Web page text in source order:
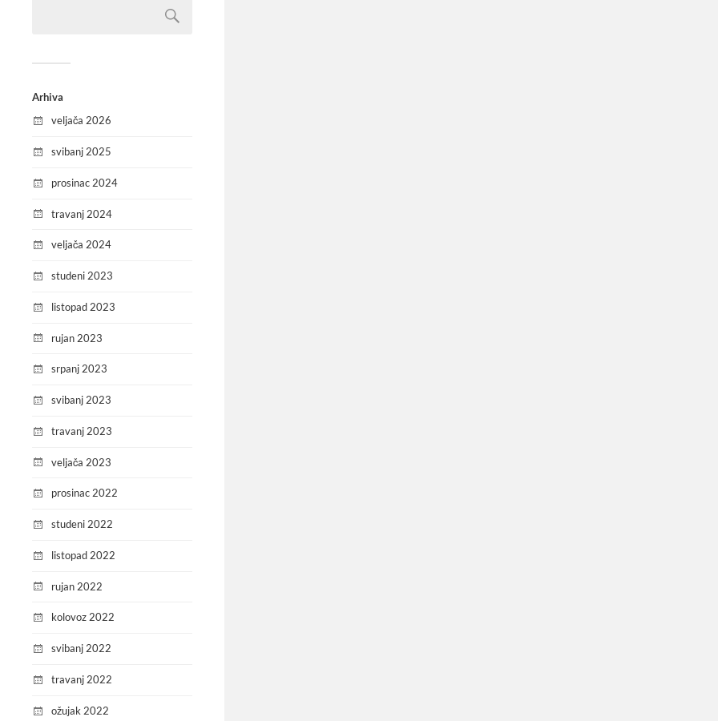
Arhiva
veljača 2026
svibanj 2025
prosinac 2024
travanj 2024
veljača 2024
studeni 2023
listopad 2023
rujan 2023
srpanj 2023
svibanj 2023
travanj 2023
veljača 2023
prosinac 2022
studeni 2022
listopad 2022
rujan 2022
kolovoz 2022
svibanj 2022
travanj 2022
ožujak 2022